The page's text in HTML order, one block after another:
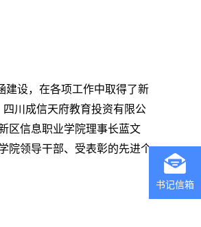
建设，在各项工作中取得了新
川成信天府教育投资有限公
区信息职业学院理事长蓝文
院领导干部、受表彰的先进个
书记信箱